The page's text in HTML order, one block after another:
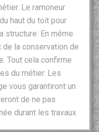
Le ramoneur
haut du toit pour
structure. En même
de la conservation de
Tout cela confirme
du métier. Les
vous garantiront un
de ne pas
durant les travaux.